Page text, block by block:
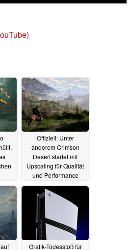
Offiziell: Unter
anderem Crimson
Desert startet mit
Upscaling für Qualität
und Performance
16.03.2026
Grafik-Todesstoß für